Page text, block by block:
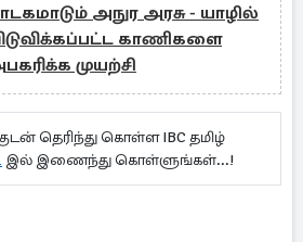
அநுர அரசு - யாழில்
காணிகளை
முயற்சி
தெரிந்து கொள்ள IBC தமிழ்
இல் இணைந்து கொள்ளுங்கள்...!